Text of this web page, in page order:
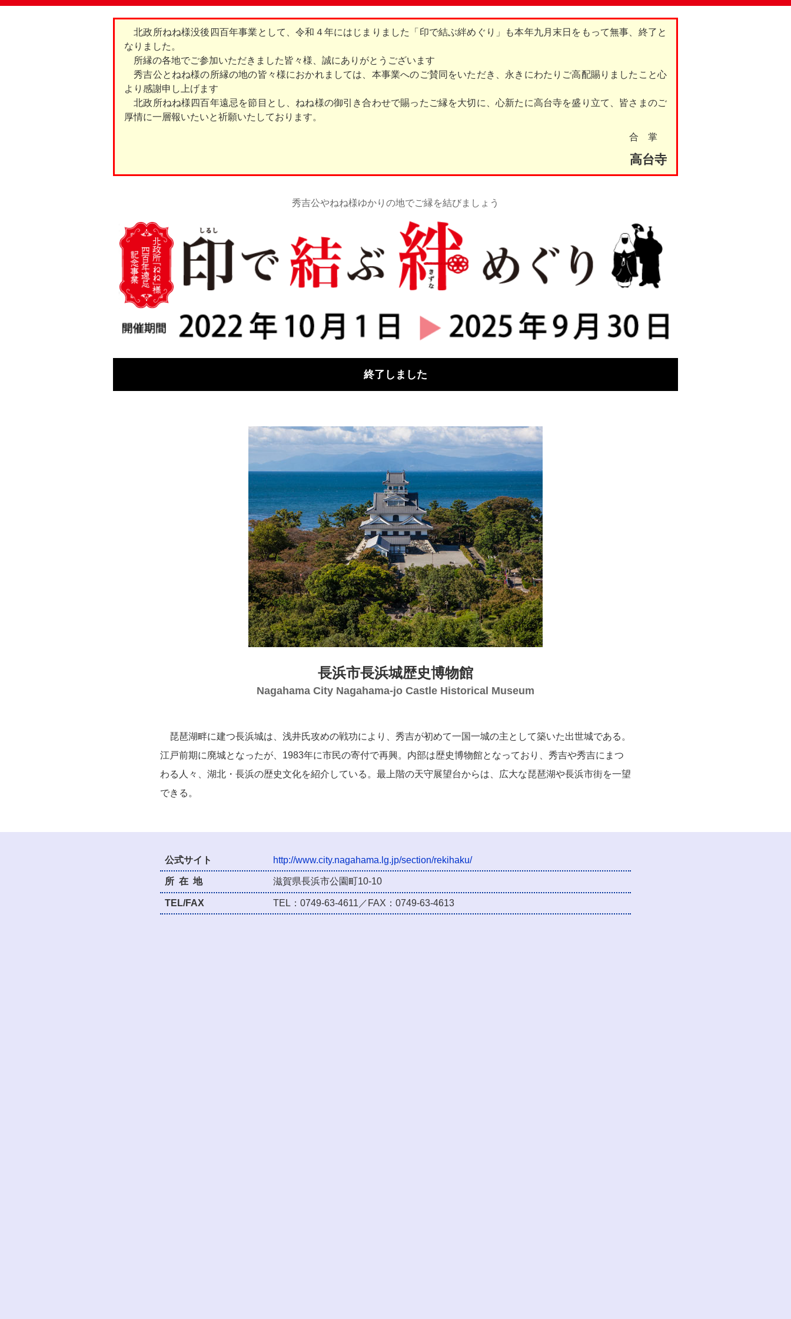
北政所ねね様没後四百年事業として、令和４年にはじまりました「印で結ぶ絆めぐり」も本年九月末日をもって無事、終了と
なりました。
所縁の各地でご参加いただきました皆々様、誠にありがとうございます
秀吉公とねね様の所縁の地の皆々様におかれましては、本事業へのご賛同をいただき、永きにわたりご高配賜りましたこと心
より感謝申し上げます
北政所ねね様四百年遠忌を節目とし、ねね様の御引き合わせで賜ったご縁を大切に、心新たに高台寺を盛り立て、皆さまのご
厚情に一層報いたいと祈願いたしております。
合 掌
高台寺
秀吉公やねね様ゆかりの地でご縁を結びましょう
終了しました
長浜市長浜城歴史博物館
Nagahama City Nagahama-jo Castle Historical Museum
琵琶湖畔に建つ長浜城は、浅井氏攻めの戦功により、秀吉が初めて一国一城の主として築いた出世城である。
江戸前期に廃城となったが、1983年に市民の寄付で再興。内部は歴史博物館となっており、秀吉や秀吉にまつ
わる人々、湖北・長浜の歴史文化を紹介している。最上階の天守展望台からは、広大な琵琶湖や長浜市街を一望
できる。
公式サイト http://www.city.nagahama.lg.jp/section/rekihaku/
所在 地 滋賀県長浜市公園町10-10
TEL/FAX TEL：0749-63-4611／FAX：0749-63-4613